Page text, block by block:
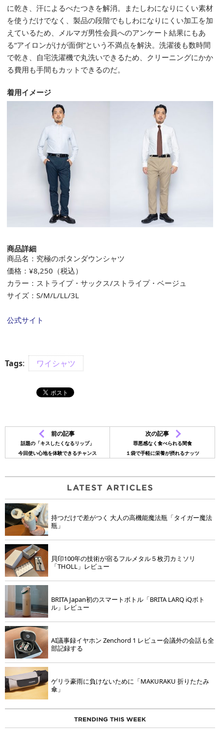
に乾き、汗によるべたつきを解消。またしわになりにくい素材
を使うだけでなく、製品の段階でもしわになりにくい加工を加
えているため、メルマガ男性会員へのアンケート結果にもあ
る“アイロンがけが面倒”という不満点を解決。洗濯後も数時間
で乾き、自宅洗濯機で丸洗いできるため、クリーニングにかか
る費用も手間もカットできるのだ。
着用イメージ
商品詳細
商品名：究極のボタンダウンシャツ
価格：¥8,250（税込）
カラー：ストライプ・サックス/ストライプ・ベージュ
サイズ：S/M/L/LL/3L
公式サイト
Tags: ワイシャツ
前の記事
話題の「キスしたくなるリップ」
今回使い心地を体験できるチャンス
次の記事
罪悪感なく食べられる間食
１袋で手軽に栄養が摂れるナッツ
持つだけで差がつく 大人の高機能魔法瓶「タイガー魔法
瓶」
貝印100年の技術が宿るフルメタル５枚刃カミソリ
「THOLL」レビュー
BRITA Japan初のスマートボトル「BRITA LARQ iQボト
ル」レビュー
AI議事録イヤホン Zenchord 1 レビュー会議外の会話も全
部記録する
ゲリラ豪雨に負けないために「MAKURAKU 折りたたみ
傘」